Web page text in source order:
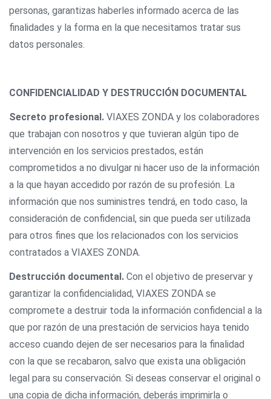
personas, garantizas haberles informado acerca de las
finalidades y la forma en la que necesitamos tratar sus
datos personales.
CONFIDENCIALIDAD Y DESTRUCCIÓN DOCUMENTAL
Secreto profesional. VIAXES ZONDA y los colaboradores
que trabajan con nosotros y que tuvieran algún tipo de
intervención en los servicios prestados, están
comprometidos a no divulgar ni hacer uso de la información
a la que hayan accedido por razón de su profesión. La
información que nos suministres tendrá, en todo caso, la
consideración de confidencial, sin que pueda ser utilizada
para otros fines que los relacionados con los servicios
contratados a VIAXES ZONDA.
Destrucción documental. Con el objetivo de preservar y
garantizar la confidencialidad, VIAXES ZONDA se
compromete a destruir toda la información confidencial a la
que por razón de una prestación de servicios haya tenido
acceso cuando dejen de ser necesarios para la finalidad
con la que se recabaron, salvo que exista una obligación
legal para su conservación. Si deseas conservar el original o
una copia de dicha información, deberás imprimirla o